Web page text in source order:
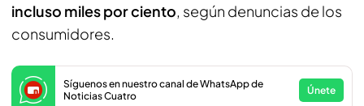
incluso miles por ciento, según denuncias de los
consumidores.
Síguenos en nuestro canal de WhatsApp de
Noticias Cuatro
Únete